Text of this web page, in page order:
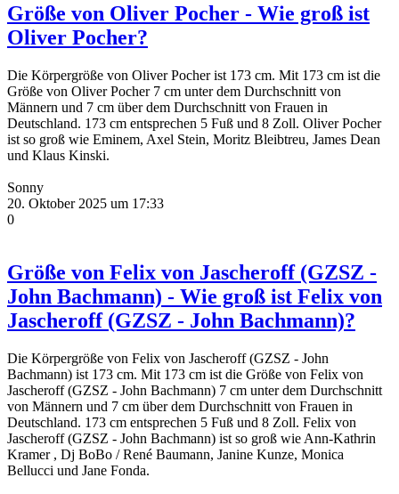
Größe von Oliver Pocher - Wie groß ist
Oliver Pocher?
Die Körpergröße von Oliver Pocher ist 173 cm. Mit 173 cm ist die
Größe von Oliver Pocher 7 cm unter dem Durchschnitt von
Männern und 7 cm über dem Durchschnitt von Frauen in
Deutschland. 173 cm entsprechen 5 Fuß und 8 Zoll. Oliver Pocher
ist so groß wie Eminem, Axel Stein, Moritz Bleibtreu, James Dean
und Klaus Kinski.
Sonny
20. Oktober 2025 um 17:33
0
Größe von Felix von Jascheroff (GZSZ -
John Bachmann) - Wie groß ist Felix von
Jascheroff (GZSZ - John Bachmann)?
Die Körpergröße von Felix von Jascheroff (GZSZ - John
Bachmann) ist 173 cm. Mit 173 cm ist die Größe von Felix von
Jascheroff (GZSZ - John Bachmann) 7 cm unter dem Durchschnitt
von Männern und 7 cm über dem Durchschnitt von Frauen in
Deutschland. 173 cm entsprechen 5 Fuß und 8 Zoll. Felix von
Jascheroff (GZSZ - John Bachmann) ist so groß wie Ann-Kathrin
Kramer , Dj BoBo / René Baumann, Janine Kunze, Monica
Bellucci und Jane Fonda.